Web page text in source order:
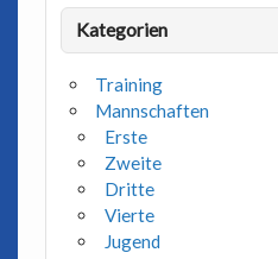
Kategorien
Training
Mannschaften
Erste
Zweite
Dritte
Vierte
Jugend